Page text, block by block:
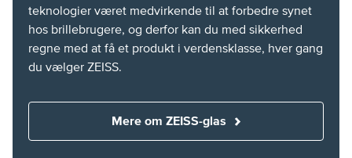
teknologier været medvirkende til at forbedre synet
hos brillebrugere, og derfor kan du med sikkerhed
regne med at få et produkt i verdensklasse, hver gang
du vælger ZEISS.
Mere om ZEISS-glas